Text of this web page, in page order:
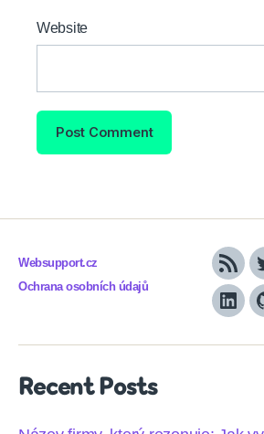
Website
Websupport.cz
Ochrana osobních údajů
RSS
Recent Posts